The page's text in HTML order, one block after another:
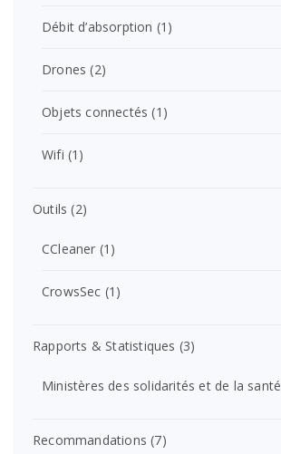
Débit d’absorption (1)
Drones (2)
Objets connectés (1)
Wifi (1)
Outils (2)
CCleaner (1)
CrowsSec (1)
Rapports & Statistiques (3)
Ministères des solidarités et de la santé
Recommandations (7)